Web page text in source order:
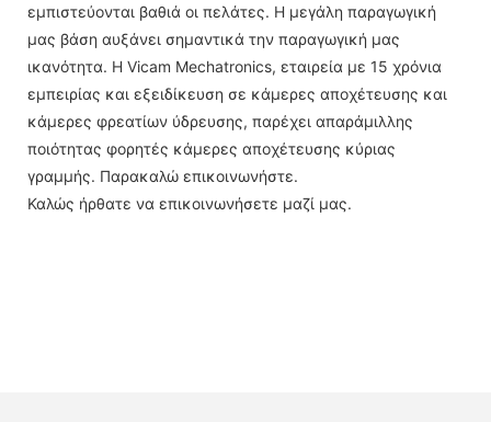
εμπιστεύονται βαθιά οι πελάτες. Η μεγάλη παραγωγική
μας βάση αυξάνει σημαντικά την παραγωγική μας
ικανότητα. Η Vicam Mechatronics, εταιρεία με 15 χρόνια
εμπειρίας και εξειδίκευση σε κάμερες αποχέτευσης και
κάμερες φρεατίων ύδρευσης, παρέχει απαράμιλλης
ποιότητας φορητές κάμερες αποχέτευσης κύριας
γραμμής. Παρακαλώ επικοινωνήστε.
Καλώς ήρθατε να επικοινωνήσετε μαζί μας.